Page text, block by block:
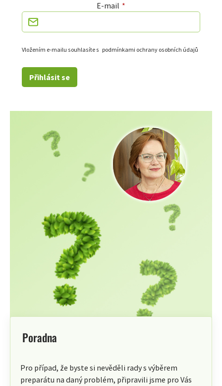
E-mail
Vložením e-mailu souhlasíte s podmínkami ochrany osobních údajů
Přihlásit se
Poradna
Pro případ, že byste si nevěděli rady s výběrem
preparátu na daný problém, připravili jsme pro Vás